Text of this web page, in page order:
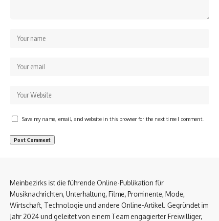
Save my name, email, and website in this browser for the next time I comment.
Meinbezirks ist die führende Online-Publikation für
Musiknachrichten, Unterhaltung, Filme, Prominente, Mode,
Wirtschaft, Technologie und andere Online-Artikel. Gegründet im
Jahr 2024 und geleitet von einem Team engagierter Freiwilliger,